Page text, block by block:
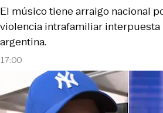
17:00
El músico tiene arraigo nacional
violencia intrafamiliar interpuesta
argentina.